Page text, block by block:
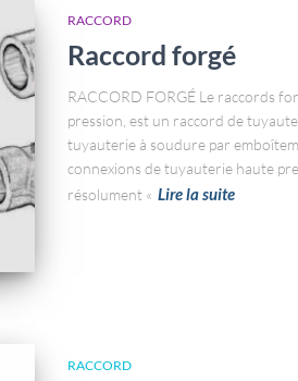
RACCORD
Raccord forgé
RACCORD FORGÉ Le raccords
pression, est un raccord de
tuyauterie à soudure par
connexions de tuyauterie haute
résolument « Lire la suite
RACCORD